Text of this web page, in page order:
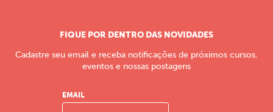
FIQUE POR DENTRO DAS NOVIDADES
Cadastre seu email e receba notificações de próximos cursos,
eventos e nossas postagens
EMAIL